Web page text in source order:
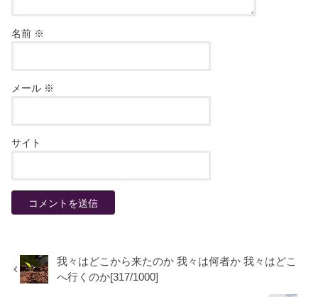
名前 ※
メール ※
サイト
我々はどこから来たのか 我々は何者か 我々はどこ
へ行くのか[317/1000]